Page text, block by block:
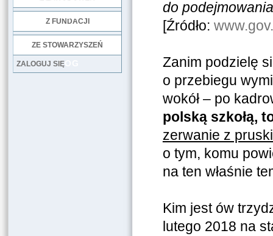
Z FUNDACJI
ZE STOWARZYSZEŃ
LOG
ZALOGUJ SIĘ
do
[Źródło:
Zanim podzielę
o przebiegu
wokół – po
polską szkołą,
zerwanie z
o tym, komu
na ten właśnie
Kim jest ów
lutego 2018 na